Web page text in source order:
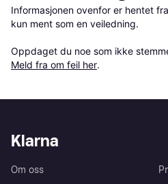
Informasjonen ovenfor er hentet
kun ment som en veiledning.
Oppdaget du noe som ikke
Meld fra om feil her.
Klarna
Om oss